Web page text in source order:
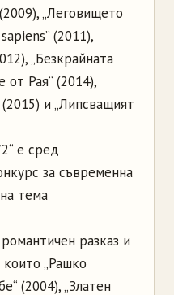
„Леговището
(2011),
„Безкрайната
от Рая“ (2014),
и „Липсващият
е сред
за съвременна
тема
разказ и
„Рашко
(2004), „Златен